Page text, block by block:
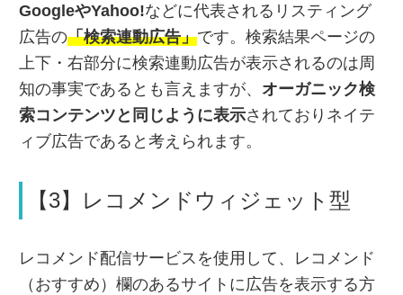
GoogleやYahoo!などに代表されるリスティング
広告の「検索連動広告」です。検索結果ページの
上下・右部分に検索連動広告が表示されるのは周
知の事実であるとも言えますが、 オーガニック検
索コンテンツと同じように表示されておりネイテ
ィブ広告であると考えられます。
【3】レコメンドウィジェット型
レコメンド配信サービスを使用して、レコメンド
（おすすめ）欄のあるサイトに広告を表示する方